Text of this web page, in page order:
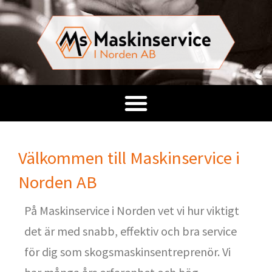
Välkommen till Maskinservice i
Norden AB
På Maskinservice i Norden vet vi hur viktigt
det är med snabb, effektiv och bra service
för dig som skogsmaskinsentreprenör. Vi